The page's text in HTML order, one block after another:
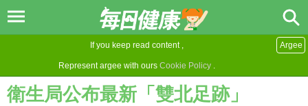
If you keep read content ,
Represent argee with ours Cookie Policy .
Argee
衛生局公布最新「雙北足跡」